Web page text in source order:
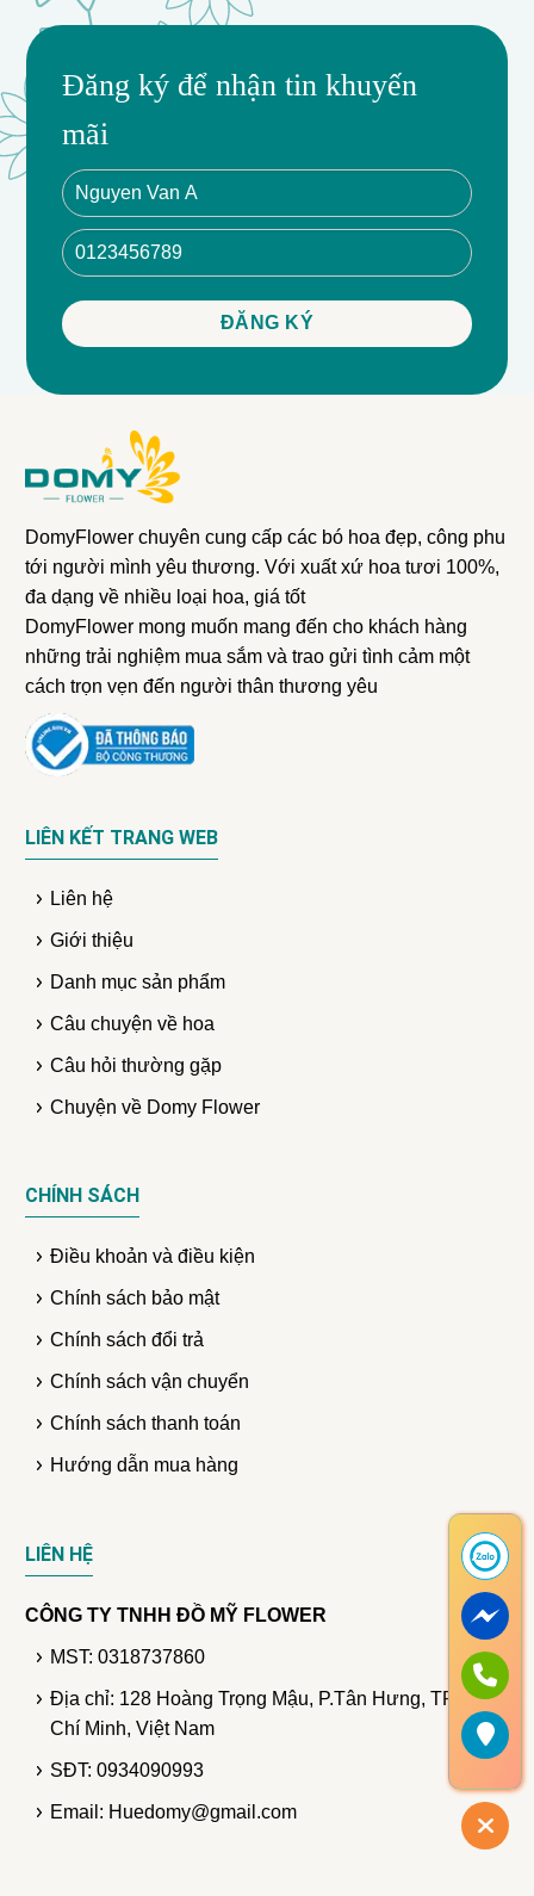
Đăng ký để nhận tin khuyến
mãi
DomyFlower chuyên cung cấp các bó hoa đẹp, công phu
tới người mình yêu thương. Với xuất xứ hoa tươi 100%,
đa dạng về nhiều loại hoa, giá tốt
DomyFlower mong muốn mang đến cho khách hàng
những trải nghiệm mua sắm và trao gửi tình cảm một
cách trọn vẹn đến người thân thương yêu
LIÊN KẾT TRANG WEB
Liên hệ
Giới thiệu
Danh mục sản phẩm
Câu chuyện về hoa
Câu hỏi thường gặp
Chuyện về Domy Flower
CHÍNH SÁCH
Điều khoản và điều kiện
Chính sách bảo mật
Chính sách đổi trả
Chính sách vận chuyển
Chính sách thanh toán
Hướng dẫn mua hàng
LIÊN HỆ
CÔNG TY TNHH ĐỒ MỸ FLOWER
MST: 0318737860
Địa chỉ: 128 Hoàng Trọng Mậu, P.Tân Hưng, TP. Hồ
Chí Minh, Việt Nam
SĐT: 0934090993
Email: Huedomy@gmail.com